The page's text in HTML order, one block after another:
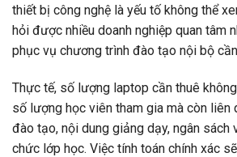
thiết bị công nghệ là yếu tố không thể
hỏi được nhiều doanh nghiệp quan tâm
phục vụ chương trình đào tạo nội bộ
Thực tế, số lượng laptop cần thuê
số lượng học viên tham gia mà còn liên
đào tạo, nội dung giảng dạy, ngân sách
chức lớp học. Việc tính toán chính xác